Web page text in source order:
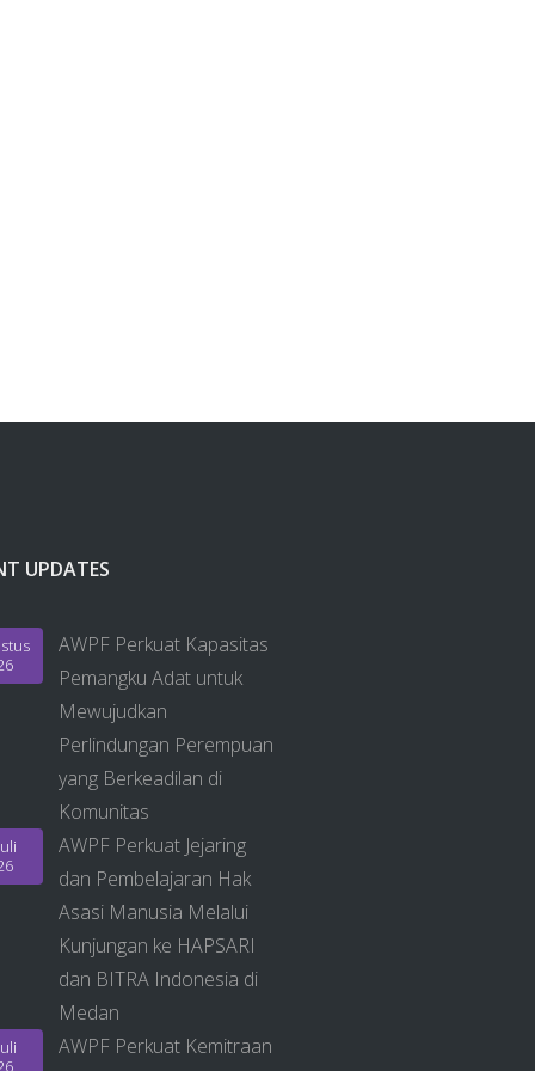
UPDATES
AWPF Perkuat Kapasitas
Pemangku Adat untuk
Mewujudkan
Perlindungan Perempuan
yang Berkeadilan di
Komunitas
AWPF Perkuat Jejaring
dan Pembelajaran Hak
Asasi Manusia Melalui
Kunjungan ke HAPSARI
dan BITRA Indonesia di
Medan
AWPF Perkuat Kemitraan